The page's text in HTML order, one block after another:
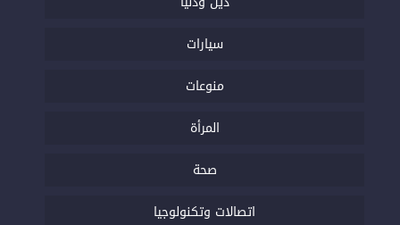
سيارات
منوعات
المرأة
صحة
اتصالات وتكنولوجيا